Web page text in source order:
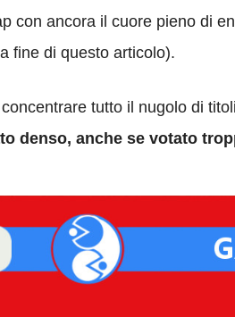
con ancora il cuore pieno di
fine di questo articolo).
tutto il nugolo di
denso, anche se votato